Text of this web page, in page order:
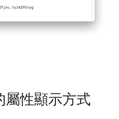
屬性顯示方式